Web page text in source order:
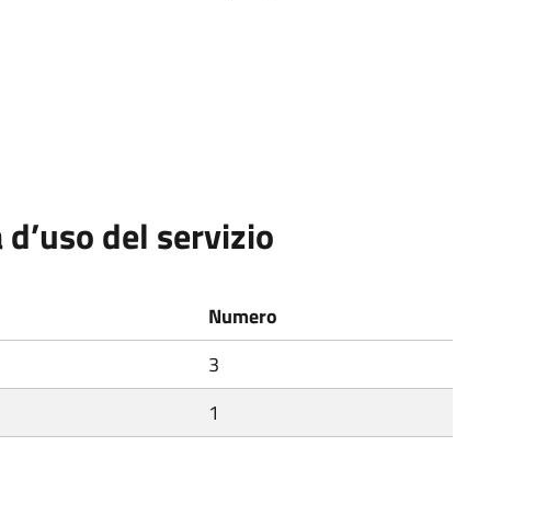
del servizio
Numero
3
1